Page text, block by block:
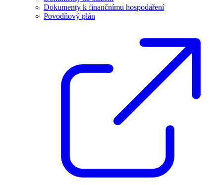
Dokumenty k finančnímu hospodaření
Povodňový plán